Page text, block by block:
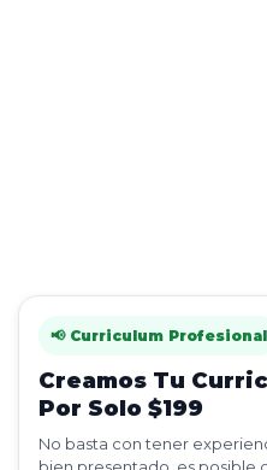
📢 Curriculum Profesional
Creamos Tu
Por Solo $199
No basta con tener